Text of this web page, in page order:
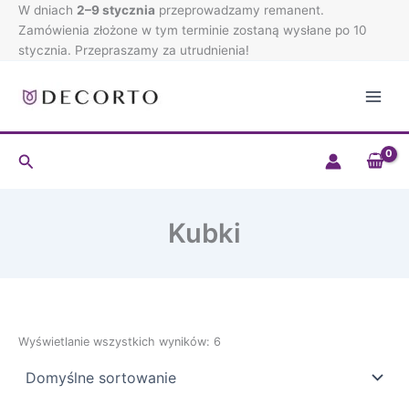
Przejdź
treści
W dniach 2–9 stycznia przeprowadzamy remanent.
Zamówienia złożone w tym terminie zostaną wysłane po 10
stycznia. Przepraszamy za utrudnienia!
Szukaj
Kubki
Wyświetlanie wszystkich wyników: 6